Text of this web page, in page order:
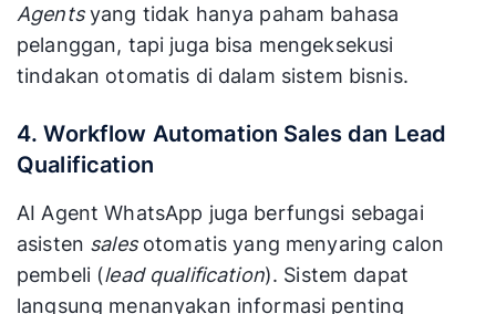
Agentsyang tidak hanya paham bahasa
pelanggan, tapi juga bisa mengeksekusi
tindakan otomatis di dalam sistem bisnis.
4. Workflow Automation Sales dan Lead
Qualification
AI Agent WhatsApp juga berfungsi sebagai
asisten salesotomatis yang menyaring calon
pembeli (lead qualification). Sistem dapat
langsung menanyakan informasi penting